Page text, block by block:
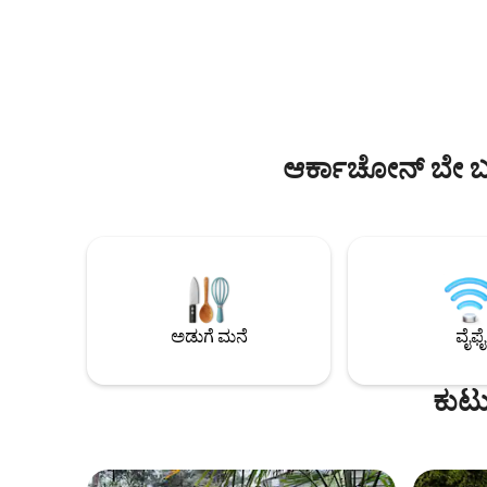
ಆರ್ಕಾಚೋನ್ ಬೇ
ಅಡುಗೆ ಮನೆ ವೈಫೈ